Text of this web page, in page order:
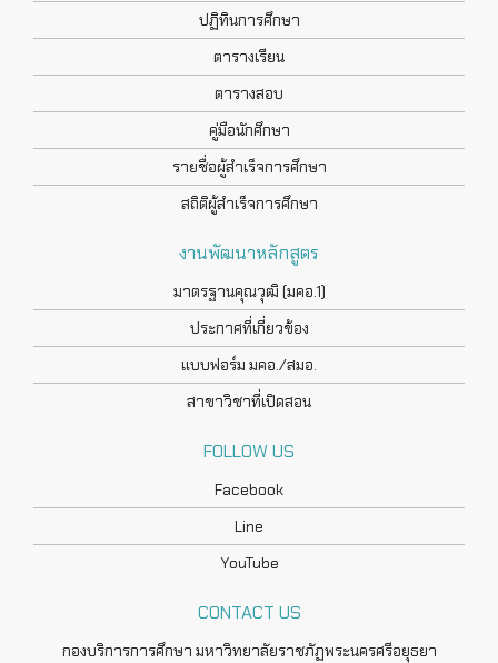
ปฏิทินการศึกษา
ตารางเรียน
ตารางสอบ
คู่มือนักศึกษา
รายชื่อผู้สำเร็จการศึกษา
สถิติผู้สำเร็จการศึกษา
งานพัฒนาหลักสูตร
มาตรฐานคุณวุฒิ (มคอ.1)
ประกาศที่เกี่ยวข้อง
แบบฟอร์ม มคอ./สมอ.
สาขาวิชาที่เปิดสอน
FOLLOW US
Facebook
Line
YouTube
CONTACT US
กองบริการการศึกษา มหาวิทยาลัยราชภัฏพระนครศรีอยุธยา